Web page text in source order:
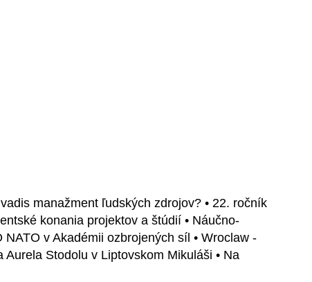
manažment ľudských zdrojov? • 22. ročník
konania projektov a štúdií • Náučno-
v Akadémii ozbrojených síl • Wroclaw -
Stodolu v Liptovskom Mikuláši • Na